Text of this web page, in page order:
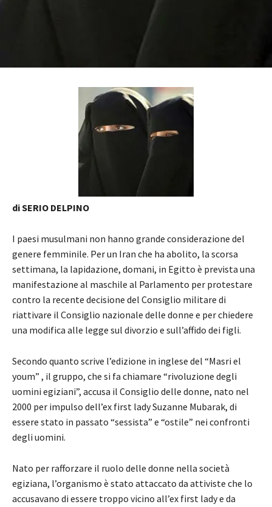
di SERIO DELPINO
I paesi musulmani non hanno grande considerazione del
genere femminile. Per un Iran che ha abolito, la scorsa
settimana, la lapidazione, domani, in Egitto è prevista una
manifestazione al maschile al Parlamento per protestare
contro la recente decisione del Consiglio militare di
riattivare il Consiglio nazionale delle donne e per chiedere
una modifica alle legge sul divorzio e sull’affido dei figli.
Secondo quanto scrive l’edizione in inglese del “Masri el
youm” , il gruppo, che si fa chiamare “rivoluzione degli
uomini egiziani”, accusa il Consiglio delle donne, nato nel
2000 per impulso dell’ex first lady Suzanne Mubarak, di
essere stato in passato “sessista” e “ostile” nei confronti
degli uomini.
Nato per rafforzare il ruolo delle donne nella società
egiziana, l’organismo è stato attaccato da attiviste che lo
accusavano di essere troppo vicino all’ex first lady e da